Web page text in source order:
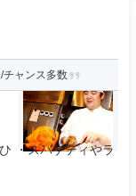
チャンス多数
・スパゲティやラ